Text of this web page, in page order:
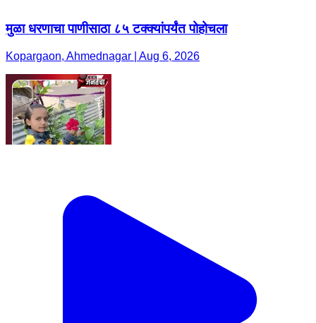
मुळा धरणाचा पाणीसाठा ८५ टक्क्यांपर्यंत पोहोचला
Kopargaon, Ahmednagar | Aug 6, 2026